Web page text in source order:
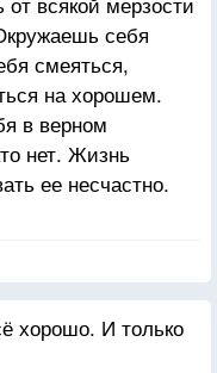
себя
смеяться,
на хорошем.
в верном
нет. Жизнь
ее несчастно.
- сама
хорошо. И только